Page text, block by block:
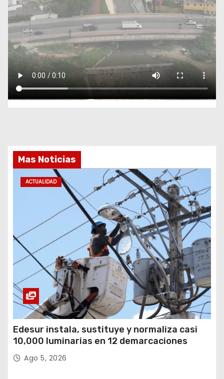
Mas Noticias
ACTUALIDAD
Edesur instala, sustituye y normaliza casi
10,000 luminarias en 12 demarcaciones
Ago 5, 2026